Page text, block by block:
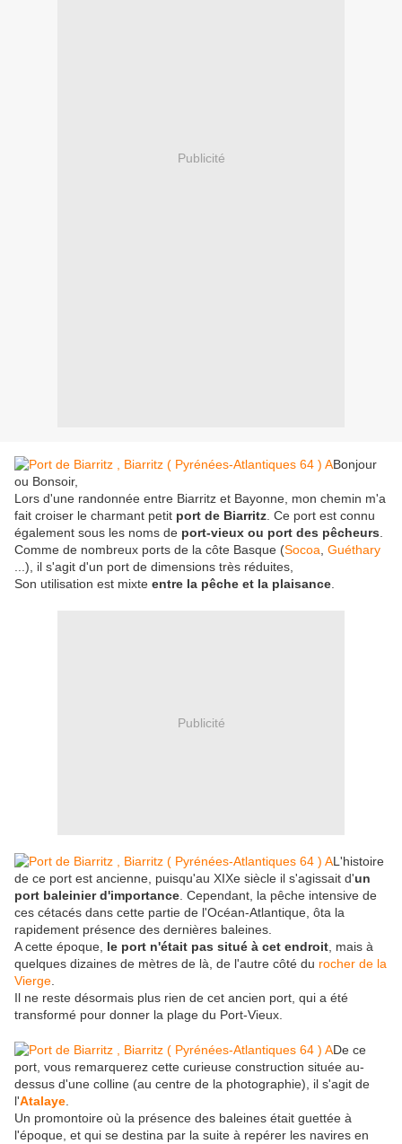
Publicité
Bonjour
ou Bonsoir,
Lors d'une randonnée entre Biarritz et Bayonne, mon chemin m'a
fait croiser le charmant petit port de Biarritz . Ce port est connu
également sous les noms de port-vieux ou port des pêcheurs
Comme de nombreux ports de la côte Basque (Socoa Guéthary
...), il s'agit d'un port de dimensions très réduites,
Son utilisation est mixte entre la pêche et la plaisance
Publicité
L'histoire
de ce port est ancienne, puisqu'au XIXe siècle il s'agissait d'un
port baleinier d'importance . Cependant, la pêche intensive de
ces cétacés dans cette partie de l'Océan-Atlantique, ôta la
rapidement présence des dernières baleines.
A cette époque, le port n'était pas situé à cet endroit , mais à
quelques dizaines de mètres de là, de l'autre côté du rocher de la
Vierge
Il ne reste désormais plus rien de cet ancien port, qui a été
transformé pour donner la plage du Port-Vieux.
De ce
port, vous remarquerez cette curieuse construction située au-
dessus d'une colline (au centre de la photographie), il s'agit de
l'Atalaye
Un promontoire où la présence des baleines était guettée à
l'époque, et qui se destina par la suite à repérer les navires en